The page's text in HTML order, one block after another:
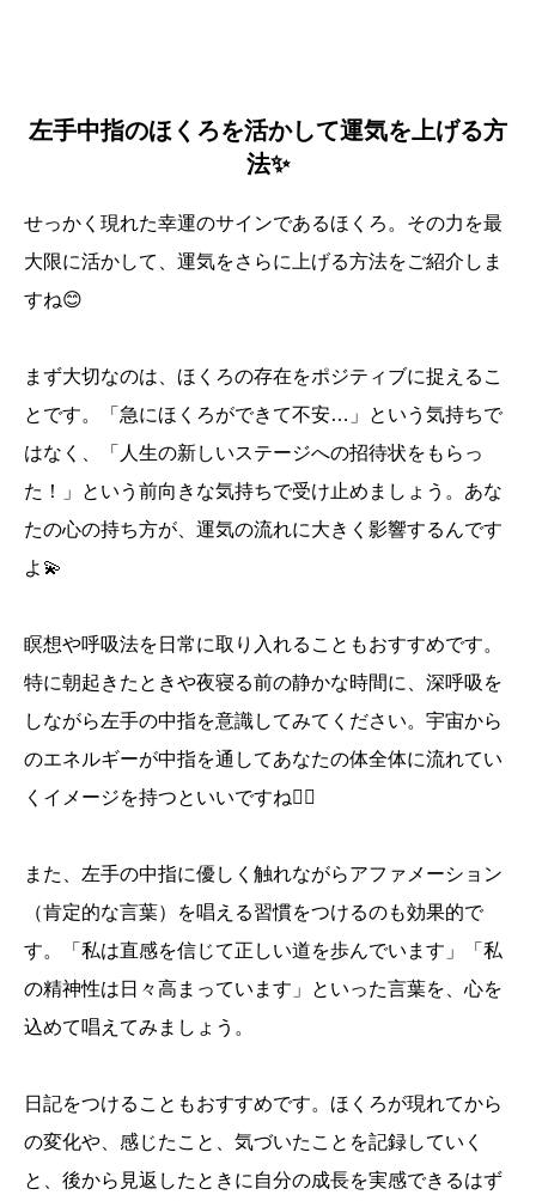
左手中指のほくろを活かして運気を上げる方
法✨
せっかく現れた幸運のサインであるほくろ。その力を最
大限に活かして、運気をさらに上げる方法をご紹介しま
すね😊
まず大切なのは、ほくろの存在をポジティブに捉えるこ
とです。「急にほくろができて不安…」という気持ちで
はなく、「人生の新しいステージへの招待状をもらっ
た！」という前向きな気持ちで受け止めましょう。あな
たの心の持ち方が、運気の流れに大きく影響するんです
よ💫
瞑想や呼吸法を日常に取り入れることもおすすめです。
特に朝起きたときや夜寝る前の静かな時間に、深呼吸を
しながら左手の中指を意識してみてください。宇宙から
のエネルギーが中指を通してあなたの体全体に流れてい
くイメージを持つといいですね🧘‍♀️
また、左手の中指に優しく触れながらアファメーション
（肯定的な言葉）を唱える習慣をつけるのも効果的で
す。「私は直感を信じて正しい道を歩んでいます」「私
の精神性は日々高まっています」といった言葉を、心を
込めて唱えてみましょう。
日記をつけることもおすすめです。ほくろが現れてから
の変化や、感じたこと、気づいたことを記録していく
と、後から見返したときに自分の成長を実感できるはず